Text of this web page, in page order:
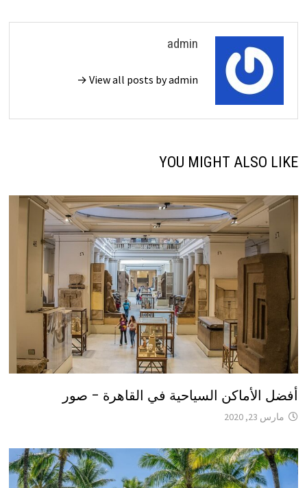
admin
View all posts by admin →
YOU MIGHT ALSO LIKE
أفضل الأماكن السياحية في القاهرة – صور
مارس 23, 2020